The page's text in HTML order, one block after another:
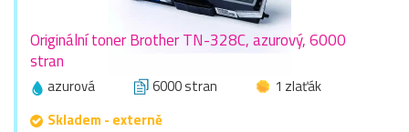
Originální toner Brother TN-328C, azurový, 6000
stran
azurová 6000 stran
1 zlaťák
Skladem - externě